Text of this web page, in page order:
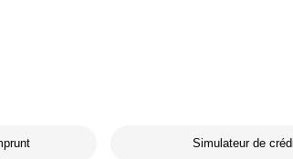
Simulateur de